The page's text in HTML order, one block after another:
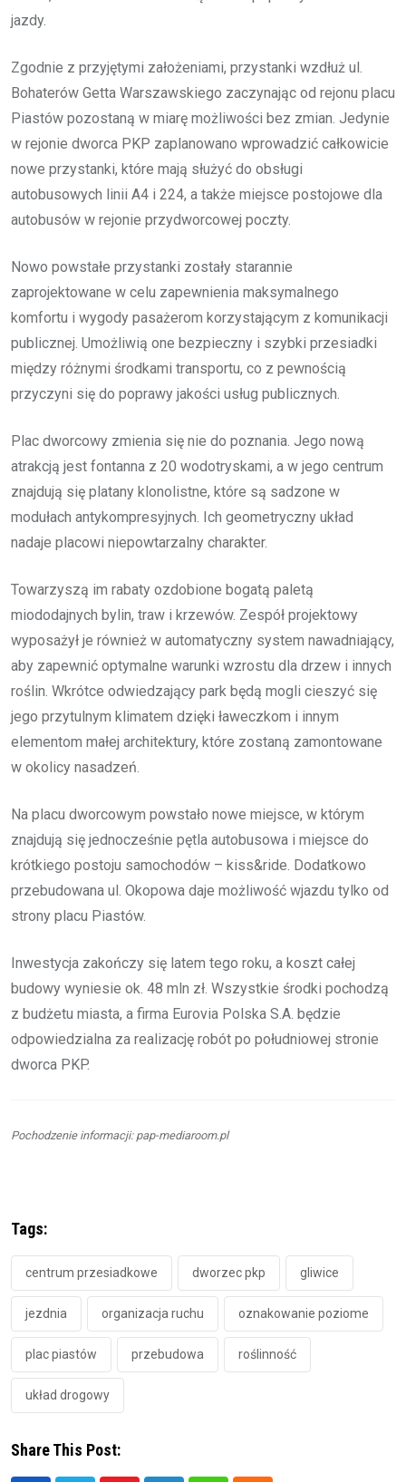
jazdy.
Zgodnie z przyjętymi założeniami, przystanki wzdłuż ul.
Bohaterów Getta Warszawskiego zaczynając od rejonu placu
Piastów pozostaną w miarę możliwości bez zmian. Jedynie
w rejonie dworca PKP zaplanowano wprowadzić całkowicie
nowe przystanki, które mają służyć do obsługi
autobusowych linii A4 i 224, a także miejsce postojowe dla
autobusów w rejonie przydworcowej poczty.
Nowo powstałe przystanki zostały starannie
zaprojektowane w celu zapewnienia maksymalnego
komfortu i wygody pasażerom korzystającym z komunikacji
publicznej. Umożliwią one bezpieczny i szybki przesiadki
między różnymi środkami transportu, co z pewnością
przyczyni się do poprawy jakości usług publicznych.
Plac dworcowy zmienia się nie do poznania. Jego nową
atrakcją jest fontanna z 20 wodotryskami, a w jego centrum
znajdują się platany klonolistne, które są sadzone w
modułach antykompresyjnych. Ich geometryczny układ
nadaje placowi niepowtarzalny charakter.
Towarzyszą im rabaty ozdobione bogatą paletą
miododajnych bylin, traw i krzewów. Zespół projektowy
wyposażył je również w automatyczny system nawadniający,
aby zapewnić optymalne warunki wzrostu dla drzew i innych
roślin. Wkrótce odwiedzający park będą mogli cieszyć się
jego przytulnym klimatem dzięki ławeczkom i innym
elementom małej architektury, które zostaną zamontowane
w okolicy nasadzeń.
Na placu dworcowym powstało nowe miejsce, w którym
znajdują się jednocześnie pętla autobusowa i miejsce do
krótkiego postoju samochodów – kiss&ride. Dodatkowo
przebudowana ul. Okopowa daje możliwość wjazdu tylko od
strony placu Piastów.
Inwestycja zakończy się latem tego roku, a koszt całej
budowy wyniesie ok. 48 mln zł. Wszystkie środki pochodzą
z budżetu miasta, a firma Eurovia Polska S.A. będzie
odpowiedzialna za realizację robót po południowej stronie
dworca PKP.
Pochodzenie informacji: pap-mediaroom.pl
Tags:
centrum przesiadkowe dworzec pkp gliwice
jezdnia organizacja ruchu oznakowanie poziome
plac piastów przebudowa roślinność
układ drogowy
Share This Post: